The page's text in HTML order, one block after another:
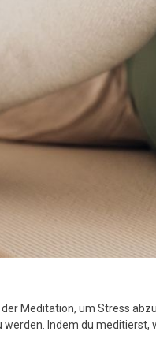
Meditation, um Stress
Indem du